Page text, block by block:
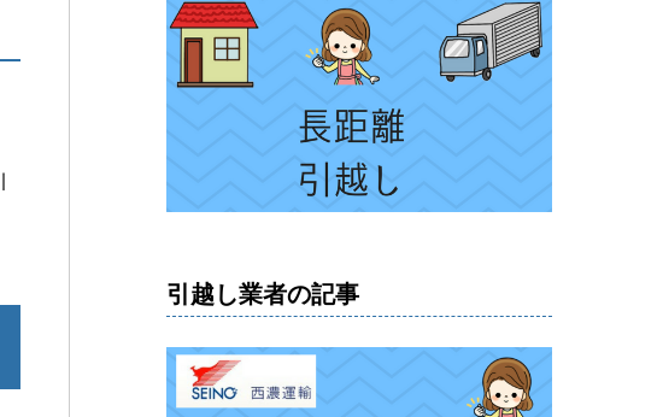
引越し業者の記事